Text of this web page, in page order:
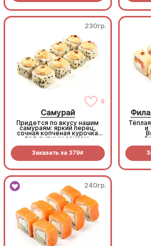
230гр.
9
Самурай
Придется по вкусу нашим
самураям: яркий перец,
сочная копченая курочка
под сырным соусом,
Заказать за 379R
и
240гр.